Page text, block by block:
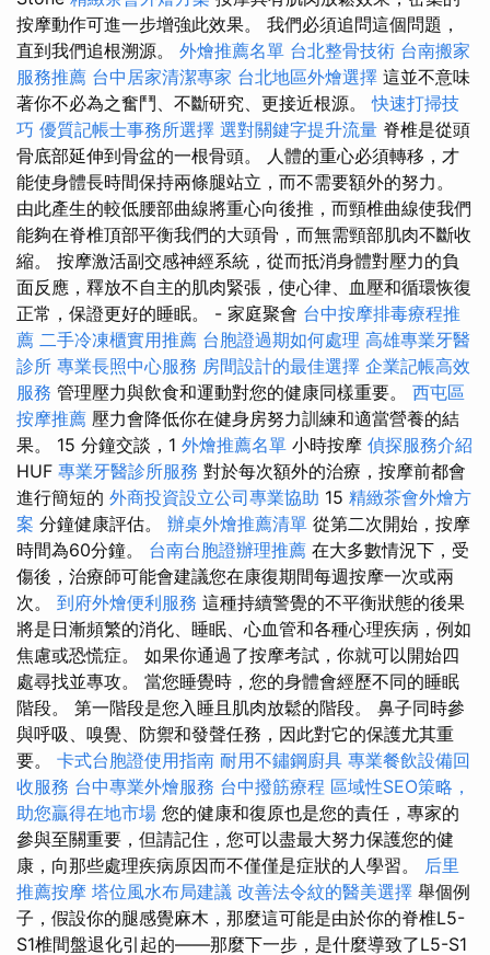
按摩動作可進一步增強此效果。 我們必須追問這個問題，
直到我們追根溯源。 外燴推薦名單 台北整骨技術 台南搬家
服務推薦 台中居家清潔專家 台北地區外燴選擇 這並不意味
著你不必為之奮鬥、不斷研究、更接近根源。快速打掃技
巧 優質記帳士事務所選擇 選對關鍵字提升流量 脊椎是從頭
骨底部延伸到骨盆的一根骨頭。 人體的重心必須轉移，才
能使身體長時間保持兩條腿站立，而不需要額外的努力。
由此產生的較低腰部曲線將重心向後推，而頸椎曲線使我們
能夠在脊椎頂部平衡我們的大頭骨，而無需頸部肌肉不斷收
縮。 按摩激活副交感神經系統，從而抵消身體對壓力的負
面反應，釋放不自主的肌肉緊張，使心律、血壓和循環恢復
正常，保證更好的睡眠。 - 家庭聚會 台中按摩排毒療程推
薦 二手冷凍櫃實用推薦 台胞證過期如何處理 高雄專業牙醫
診所 專業長照中心服務 房間設計的最佳選擇 企業記帳高效
服務 管理壓力與飲食和運動對您的健康同樣重要。 西屯區
按摩推薦 壓力會降低你在健身房努力訓練和適當營養的結
果。 15 分鐘交談，1 外燴推薦名單 小時按摩 偵探服務介紹
HUF 專業牙醫診所服務 對於每次額外的治療，按摩前都會
進行簡短的 外商投資設立公司專業協助 15 精緻茶會外燴方
案 分鐘健康評估。 辦桌外燴推薦清單 從第二次開始，按摩
時間為60分鐘。 台南台胞證辦理推薦 在大多數情況下，受
傷後，治療師可能會建議您在康復期間每週按摩一次或兩
次。 到府外燴便利服務 這種持續警覺的不平衡狀態的後果
將是日漸頻繁的消化、睡眠、心血管和各種心理疾病，例如
焦慮或恐慌症。 如果你通過了按摩考試，你就可以開始四
處尋找並專攻。 當您睡覺時，您的身體會經歷不同的睡眠
階段。 第一階段是您入睡且肌肉放鬆的階段。 鼻子同時參
與呼吸、嗅覺、防禦和發聲任務，因此對它的保護尤其重
要。 卡式台胞證使用指南 耐用不鏽鋼廚具 專業餐飲設備回
收服務 台中專業外燴服務 台中撥筋療程 區域性SEO策略，
助您贏得在地市場 您的健康和復原也是您的責任，專家的
參與至關重要，但請記住，您可以盡最大努力保護您的健
康，向那些處理疾病原因而不僅僅是症狀的人學習。 后里
推薦按摩 塔位風水布局建議 改善法令紋的醫美選擇 舉個例
子，假設你的腿感覺麻木，那麼這可能是由於你的脊椎L5-
S1椎間盤退化引起的——那麼下一步，是什麼導致了L5-S1